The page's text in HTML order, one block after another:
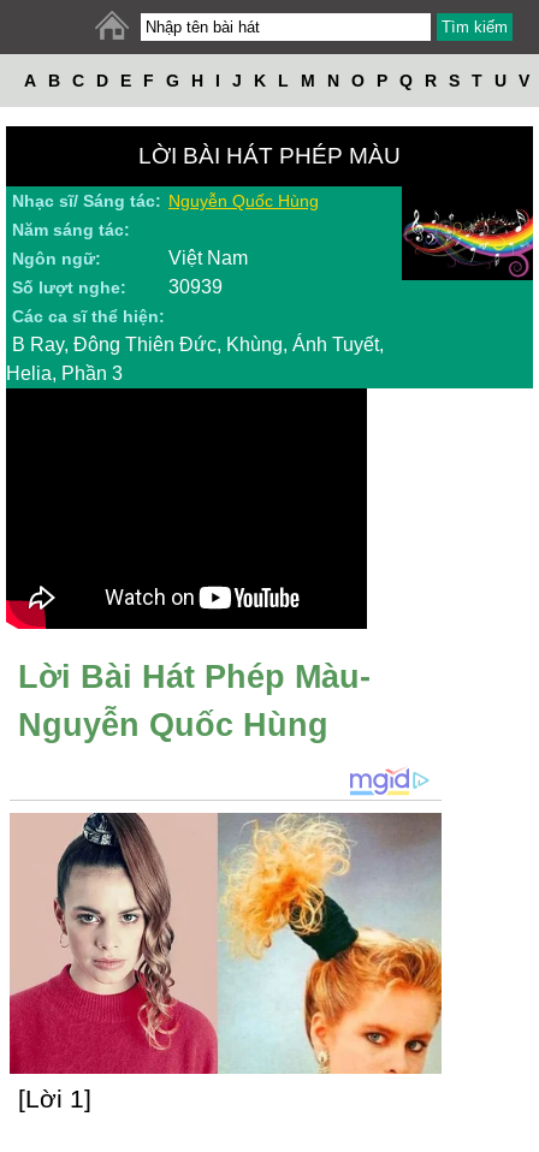
A B C D E F G H I J K L M N O P Q R S T U V
LỜI BÀI HÁT PHÉP MÀU
Nhạc sĩ/ Sáng tác: Nguyễn Quốc Hùng
Năm sáng tác:
Ngôn ngữ:
Việt Nam
Số lượt nghe: 30939
Các ca sĩ thể hiện:
B Ray, Đông Thiên Đức, Khùng, Ánh Tuyết,
Helia, Phần 3
Lời Bài Hát Phép Màu-
Nguyễn Quốc Hùng
[Lời 1]